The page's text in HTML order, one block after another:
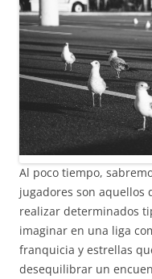
Al poco tiempo,
jugadores son aquellos
realizar determinados
imaginar en una liga
franquicia y estrellas
desequilibrar un